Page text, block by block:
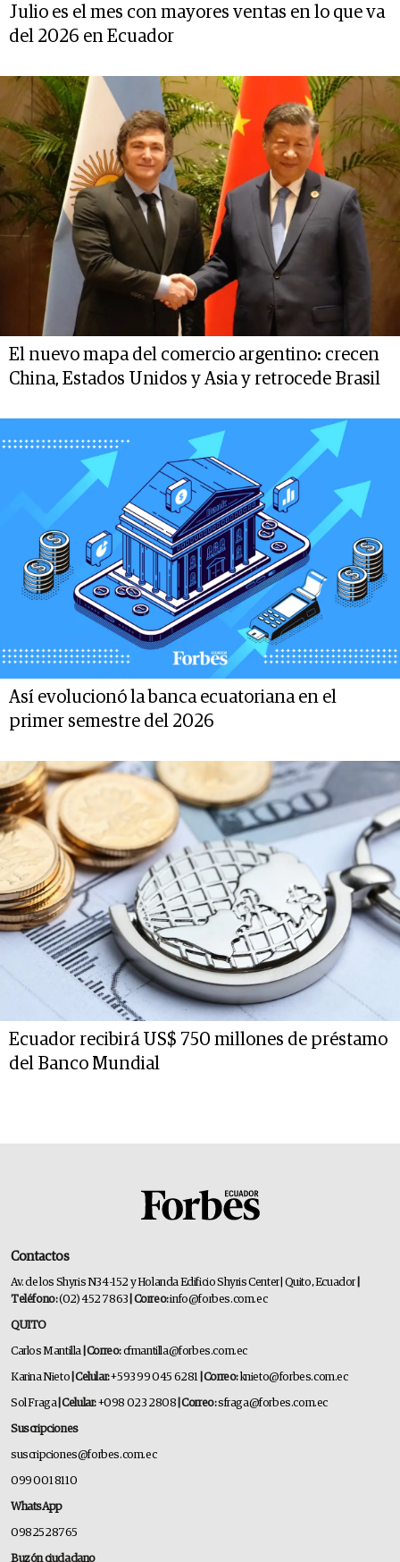
Julio es el mes con mayores ventas en lo que va
del 2026 en Ecuador
El nuevo mapa del comercio argentino: crecen
China, Estados Unidos y Asia y retrocede Brasil
Así evolucionó la banca ecuatoriana en el
primer semestre del 2026
Ecuador recibirá US$ 750 millones de préstamo
del Banco Mundial
Contactos
Av. de los Shyris N34-152 y Holanda Edificio Shyris Center | Quito, Ecuador
Teléfono:(02) 452 7863 | Correo:info@forbes.com.ec
QUITO
Carlos Mantilla | Correo:cfmantilla@forbes.com.ec
Karina Nieto | Celular:+593 99 045 6281 | Correo:knieto@forbes.com.ec
Sol Fraga| Celular:+098 023 2808 | Correo:sfraga@forbes.com.ec
Suscripciones
suscripciones@forbes.com.ec
099 001 8110
WhatsApp
0982528765
Buzón ciudadano